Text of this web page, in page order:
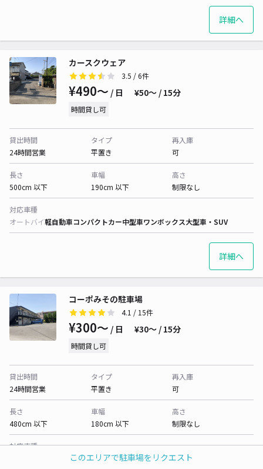
このエリアで駐車場をリクエスト
詳細へ
カースクウェア
3.5 / 6件
¥490〜 / 日 ¥50〜 / 15分
時間貸し可
貸出時間
24時間営業
タイプ
平置き
再入庫
可
長さ
500cm 以下
車幅
190cm 以下
高さ
制限なし
対応車種
オートバイ軽自動車コンパクトカー中型車ワンボックス大型車・SUV
詳細へ
コーポみその駐車場
4.1 / 15件
¥300〜 / 日 ¥30〜 / 15分
時間貸し可
貸出時間
24時間営業
タイプ
平置き
再入庫
可
長さ
480cm 以下
車幅
180cm 以下
高さ
制限なし
対応車種
軽自動車コンパクトカー中型車ワンボックス 大型車・SUV